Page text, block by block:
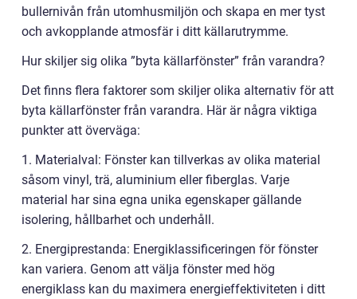
bullernivån från utomhusmiljön och skapa en mer tyst
och avkopplande atmosfär i ditt källarutrymme.
Hur skiljer sig olika ”byta källarfönster” från varandra?
Det finns flera faktorer som skiljer olika alternativ för att
byta källarfönster från varandra. Här är några viktiga
punkter att överväga:
1. Materialval: Fönster kan tillverkas av olika material
såsom vinyl, trä, aluminium eller fiberglas. Varje
material har sina egna unika egenskaper gällande
isolering, hållbarhet och underhåll.
2. Energiprestanda: Energiklassificeringen för fönster
kan variera. Genom att välja fönster med hög
energiklass kan du maximera energieffektiviteten i ditt